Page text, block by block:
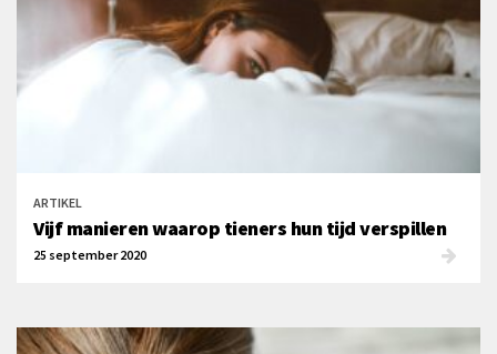
ARTIKEL
Vijf manieren waarop tieners hun tijd verspillen
25 september 2020